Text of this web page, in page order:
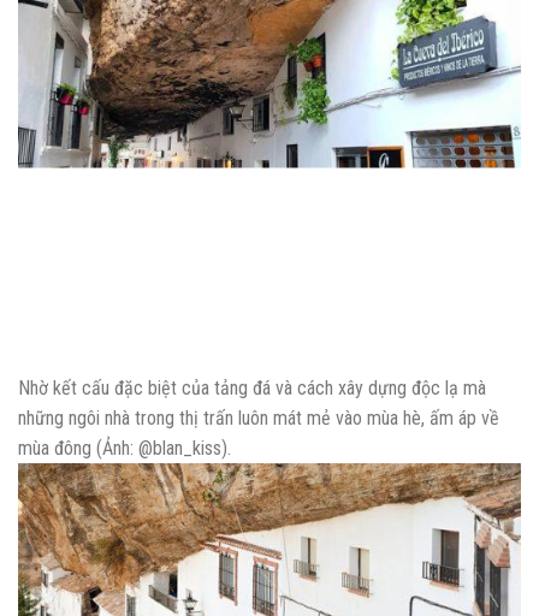
Nhờ kết cấu đặc biệt của tảng đá và cách xây dựng độc lạ mà
những ngôi nhà trong thị trấn luôn mát mẻ vào mùa hè, ấm áp về
mùa đông (Ảnh: @blan_kiss).